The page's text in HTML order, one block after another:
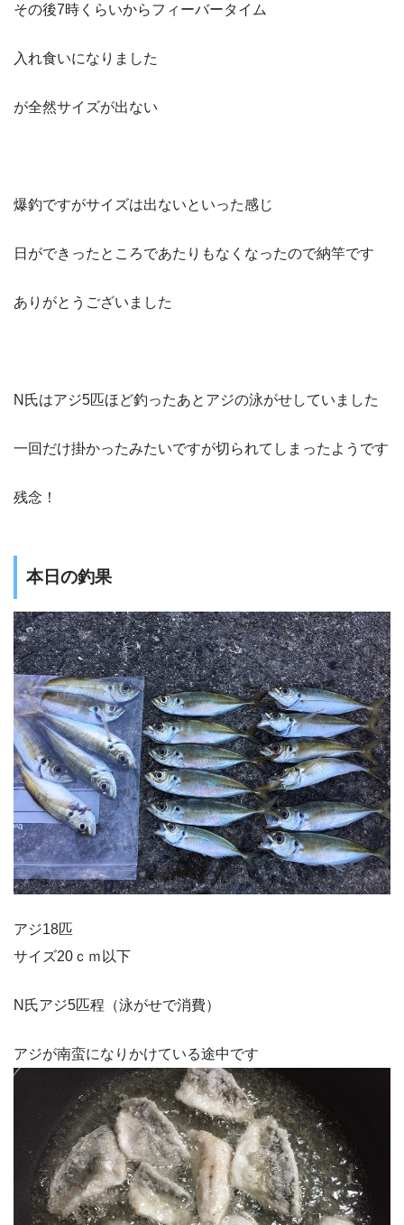
その後7時くらいからフィーバータイム
入れ食いになりました
が全然サイズが出ない
爆釣ですがサイズは出ないといった感じ
日ができったところであたりもなくなったので納竿です
ありがとうございました
N氏はアジ5匹ほど釣ったあとアジの泳がせしていました
一回だけ掛かったみたいですが切られてしまったようです
残念！
本日の釣果
アジ18匹
サイズ20ｃｍ以下
N氏アジ5匹程（泳がせで消費）
アジが南蛮になりかけている途中です